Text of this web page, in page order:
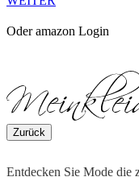
Oder amazon Login
Zurück
Entdecken Sie Mode die